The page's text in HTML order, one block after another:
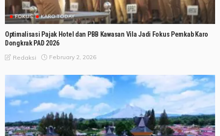
FOKUS KARO TODAY
Optimalisasi Pajak Hotel dan PBB Kawasan Vila Jadi Fokus Pemkab Karo
Dongkrak PAD 2026
Redaksi February 2, 2026